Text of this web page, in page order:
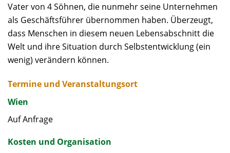
Vater von 4 Söhnen, die nunmehr seine Unternehmen
als Geschäftsführer übernommen haben. Überzeugt,
dass Menschen in diesem neuen Lebensabschnitt die
Welt und ihre Situation durch Selbstentwicklung (ein
wenig) verändern können.
Termine und Veranstaltungsort
Wien
Auf Anfrage
Kosten und Organisation